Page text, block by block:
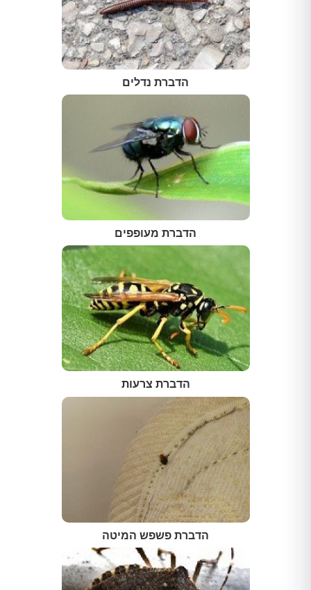
הדברת נדלים
הדברת מעופפים
הדברת צרעות
הדברת פשפש המיטה